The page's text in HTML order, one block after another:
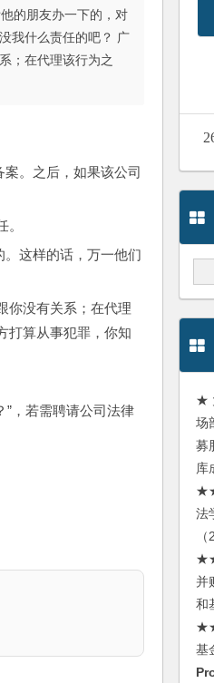
的朋友办一下的，对
我什么责任的吧？ 广
；在代理该行为之
。之后，如果该公司
这样的话，万一他们
你没有关系；在代理
打算从事犯罪，你知
”，若需聘请公司法律
★
场
募
库
★★
法
并
和
基